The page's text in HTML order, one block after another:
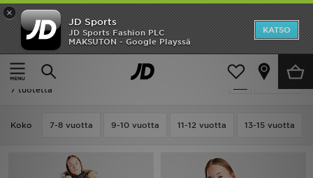
×
JD Sports
JD Sports Fashion PLC
MAKSUTON - Google Playssä
KATSO
Etusivu
Lapset
Suodata
Lapset - Zavetti Canada
7 tuotetta
Koko 7-8 vuotta 9-10 vuotta 11-12 vuotta 13-15 vuotta
Etusivu
Ale
Uutuudet